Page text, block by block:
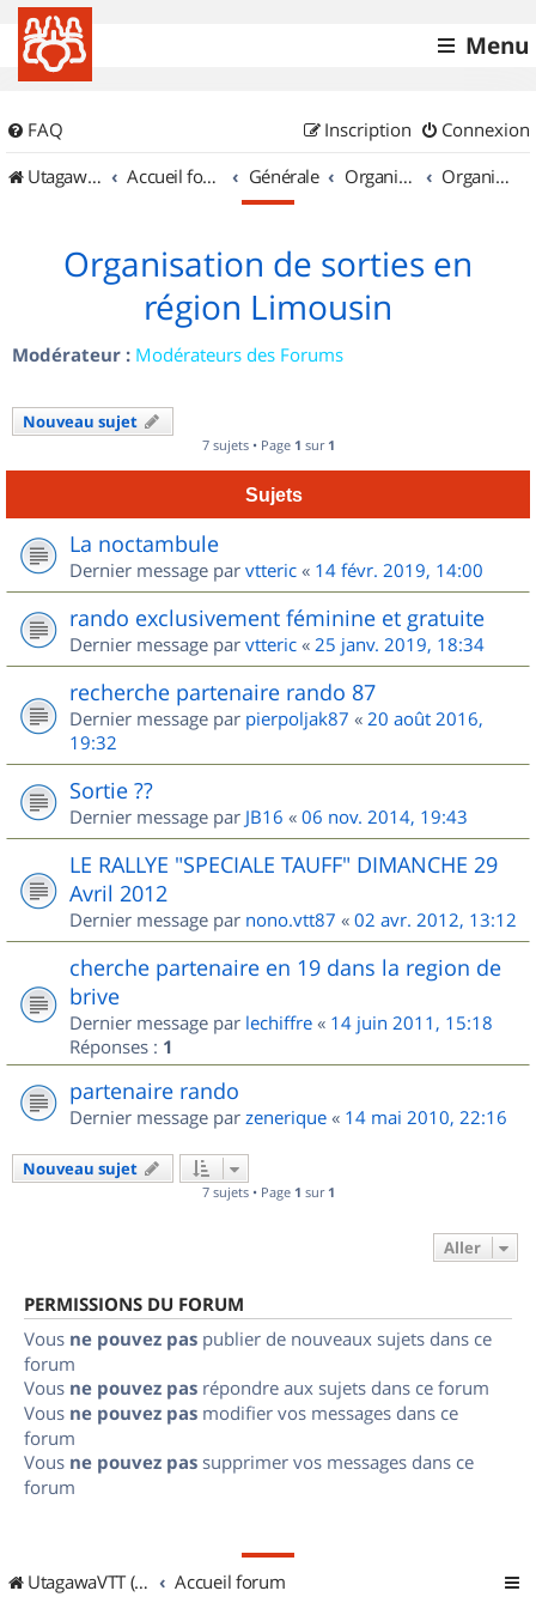
Menu
FAQ Connexion
Inscription
UtagawaVTT (Randos VTT et VTTAE avec traces GPS)
Accueil forum Générale Organisation de sorties & Recherche de partenaires Organisation de sorties en région Limousin
Organisation de sorties en
région Limousin
Modérateur : Modérateurs des Forums
Nouveau sujet
7 sujets • Page 1 sur 1
Sujets
La noctambule
Dernier message par vtteric « 14 févr. 2019, 14:00
rando exclusivement féminine et gratuite
Dernier message par vtteric « 25 janv. 2019, 18:34
recherche partenaire rando 87
Dernier message par pierpoljak87 « 20 août 2016,
19:32
Sortie ??
Dernier message par JB16 « 06 nov. 2014, 19:43
LE RALLYE "SPECIALE TAUFF" DIMANCHE 29
Avril 2012
Dernier message par nono.vtt87 « 02 avr. 2012, 13:12
cherche partenaire en 19 dans la region de
brive
Dernier message par lechiffre « 14 juin 2011, 15:18
Réponses : 1
partenaire rando
Dernier message par zenerique « 14 mai 2010, 22:16
Nouveau sujet
7 sujets • Page 1 sur 1
Aller
PERMISSIONS DU FORUM
Vous ne pouvez pas publier de nouveaux sujets dans ce
forum
Vous ne pouvez pas répondre aux sujets dans ce forum
Vous ne pouvez pas modifier vos messages dans ce
forum
Vous ne pouvez pas supprimer vos messages dans ce
forum
UtagawaVTT (Randos VTT et VTTAE avec traces GPS) Accueil forum